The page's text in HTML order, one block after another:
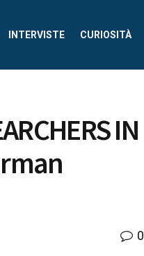
INTERVISTE CURIOSITÀ
IN
0